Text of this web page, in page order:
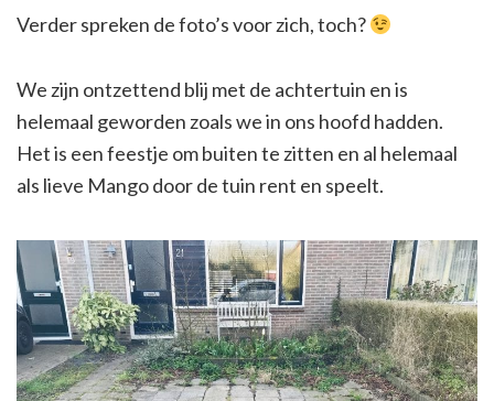
Verder spreken de foto’s voor zich, toch?
We zijn ontzettend blij met de achtertuin en is
helemaal geworden zoals we in ons hoofd hadden.
Het is een feestje om buiten te zitten en al helemaal
als lieve Mango door de tuin rent en speelt.